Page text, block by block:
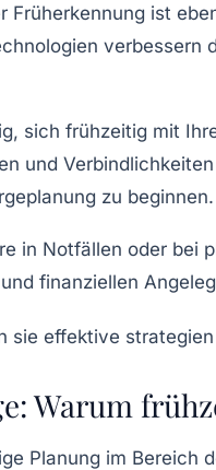
Früherkennung ist
verbessern
sich frühzeitig mit
und
zu beginnen.
in Notfällen oder bei
finanziellen
Warum
Planung im Bereich